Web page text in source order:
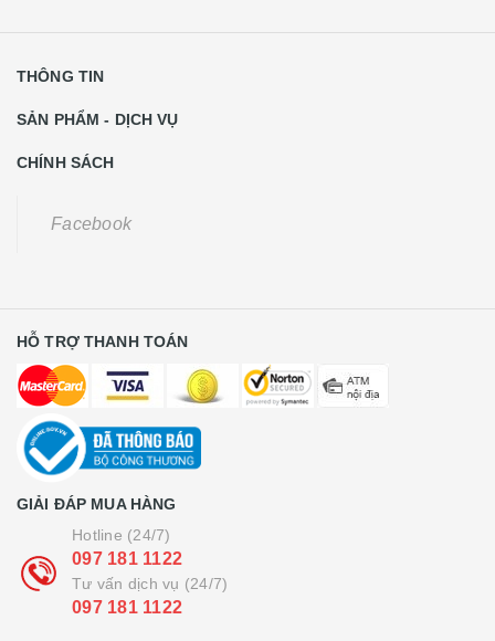
THÔNG TIN
SẢN PHẨM - DỊCH VỤ
CHÍNH SÁCH
Facebook
HỖ TRỢ THANH TOÁN
GIẢI ĐÁP MUA HÀNG
Hotline (24/7)
097 181 1122
Tư vấn dịch vụ (24/7)
097 181 1122